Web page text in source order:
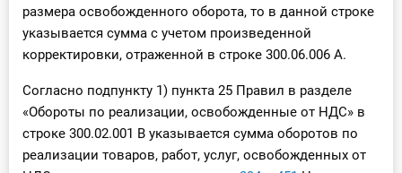
размера освобожденного оборота, то в данной строке
указывается сумма с учетом произведенной
корректировки, отраженной в строке 300.06.006 А.
Согласно подпункту 1) пункта 25 Правил в разделе
«Обороты по реализации, освобожденные от НДС» в
строке 300.02.001 В указывается сумма оборотов по
реализации товаров, работ, услуг, освобожденных от